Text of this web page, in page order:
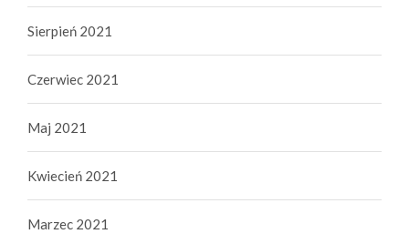
Sierpień 2021
Czerwiec 2021
Maj 2021
Kwiecień 2021
Marzec 2021